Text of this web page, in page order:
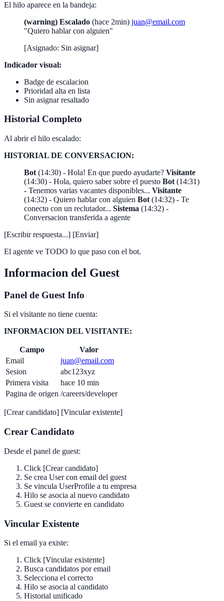
El hilo aparece en la bandeja:
(warning) Escalado (hace 2min) juan@email.com
"Quiero hablar con alguien"
[Asignado: Sin asignar]
Indicador visual:
Badge de escalacion
Prioridad alta en lista
Sin asignar resaltado
Historial Completo
Al abrir el hilo escalado:
HISTORIAL DE CONVERSACION:
Bot (14:30) - Hola! En que puedo ayudarte? Visitante
(14:30) - Hola, quiero saber sobre el puesto Bot (14:31)
- Tenemos varias vacantes disponibles... Visitante
(14:32) - Quiero hablar con alguien Bot (14:32) - Te
conecto con un reclutador... Sistema (14:32) -
Conversacion transferida a agente
[Escribir respuesta...] [Enviar]
El agente ve TODO lo que paso con el bot.
Informacion del Guest
Panel de Guest Info
Si el visitante no tiene cuenta:
INFORMACION DEL VISITANTE:
Campo
Valor
Email
juan@email.com
Sesion
abc123xyz
Primera visita
hace 10 min
Pagina de origen /careers/developer
[Crear candidato] [Vincular existente]
Crear Candidato
Desde el panel de guest:
Click [Crear candidato]
Se crea User con email del guest
Se vincula UserProfile a tu empresa
Hilo se asocia al nuevo candidato
Guest se convierte en candidato
Vincular Existente
Si el email ya existe:
Click [Vincular existente]
Busca candidatos por email
Selecciona el correcto
Hilo se asocia al candidato
Historial unificado